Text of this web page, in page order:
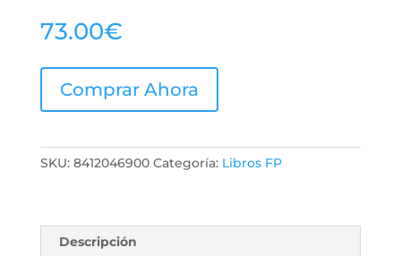
con5.00
de
5 en base
s de
clientes
73.00€
Comprar Ahora
SKU: 8412046900 Categoría: Libros FP
Descripción